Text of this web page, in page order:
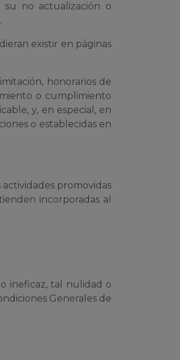
su no actualización o
existir en páginas
honorarios de
o cumplimiento
y, en especial, en
o establecidas en
promovidas
incorporadas al
ineficaz, tal nulidad o
Generales de